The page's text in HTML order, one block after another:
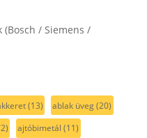
(Bosch / Siemens /
(13) ablak üveg(20)
ajtóbimetál (11)